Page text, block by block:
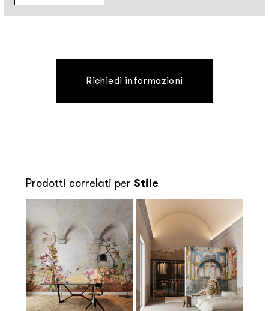
Richiedi informazioni
Prodotti correlati per Stile